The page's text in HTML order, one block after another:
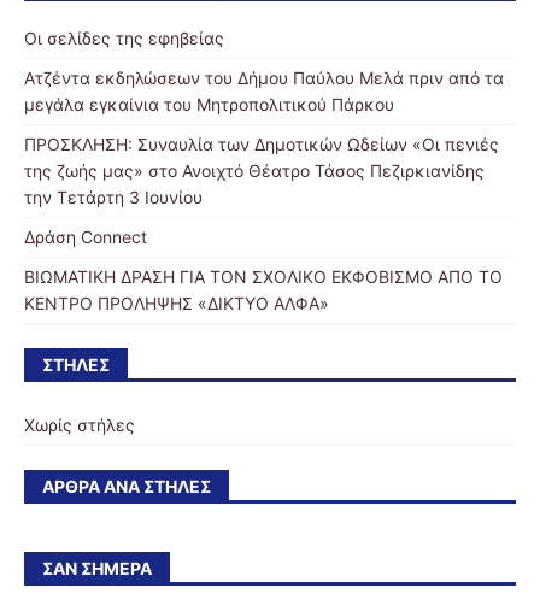
Οι σελίδες της εφηβείας
Ατζέντα εκδηλώσεων του Δήμου Παύλου Μελά πριν από τα
μεγάλα εγκαίνια του Μητροπολιτικού Πάρκου
ΠΡΟΣΚΛΗΣΗ: Συναυλία των Δημοτικών Ωδείων «Οι πενιές
της ζωής μας» στο Ανοιχτό Θέατρο Τάσος Πεζιρκιανίδης
την Τετάρτη 3 Ιουνίου
Δράση Connect
ΒΙΩΜΑΤΙΚΗ ΔΡΑΣΗ ΓΙΑ ΤΟΝ ΣΧΟΛΙΚΟ ΕΚΦΟΒΙΣΜΟ ΑΠΟ ΤΟ
ΚΕΝΤΡΟ ΠΡΟΛΗΨΗΣ «ΔΙΚΤΥΟ ΑΛΦΑ»
ΣΤΉΛΕΣ
Χωρίς στήλες
ΆΡΘΡΑ ΑΝΆ ΣΤΉΛΕΣ
ΣΑΝ ΣΉΜΕΡΑ